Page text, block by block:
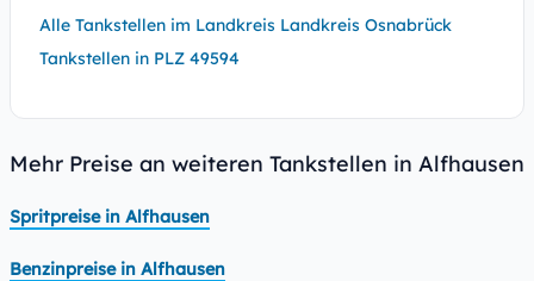
Alle Tankstellen im Landkreis Landkreis Osnabrück
Tankstellen in PLZ 49594
Mehr Preise an weiteren Tankstellen in Alfhausen
Spritpreise in Alfhausen
Benzinpreise in Alfhausen